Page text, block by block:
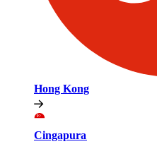
Hong Kong​​
Cingapura​​